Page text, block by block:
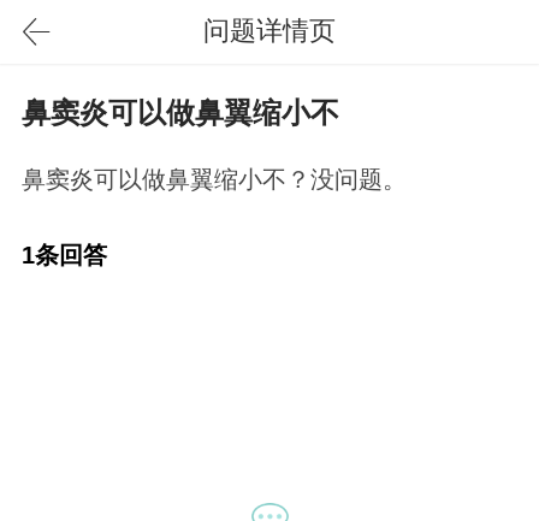
问题详情页
鼻窦炎可以做鼻翼缩小不
鼻窦炎可以做鼻翼缩小不？没问题。
1条回答